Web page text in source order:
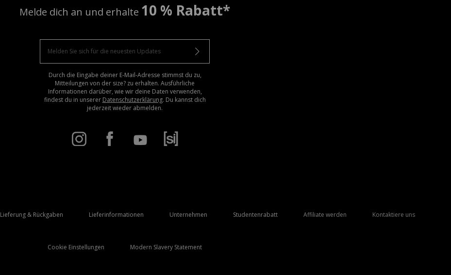
Melde dich an und erhalte 10 % Rabatt*
Durch die Eingabe deiner E-Mail-Adresse stimmst du zu,
Mitteilungen von der size? zu erhalten. Ausführliche
Informationen darüber, wie wir deine Daten verwenden,
findest du in unserer Datenschutzerklärung. Du kannst dich
jederzeit wieder abmelden.
Lieferung & Rückgaben Lieferinformationen Unternehmen Studentenrabatt Affiliate werden Kontaktiere uns
Cookie Einstellungen Modern Slavery Statement